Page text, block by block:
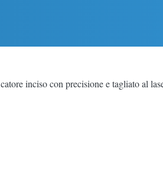
inciso con precisione e tagliato al